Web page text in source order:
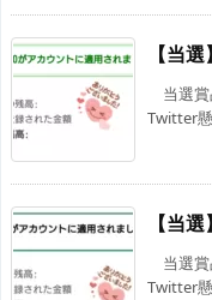
【当
当選
Twitter
【当
当選
Twitter